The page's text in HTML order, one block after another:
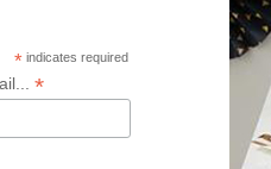
* indicates required
*